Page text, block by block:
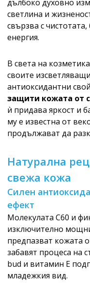
дълбоко духовно
светлина и
свързва с
енергия.
В света на
своите
антиоксидантни
защити кожата от
ѝ придава яркост и
му е известна от
продължават да
Натурална
свежа кожа
Силен
ефект
Молекулата C60 и
изключително
предпазват кожата
забавят процеса на
bud и витамин Е
младежкия вид.